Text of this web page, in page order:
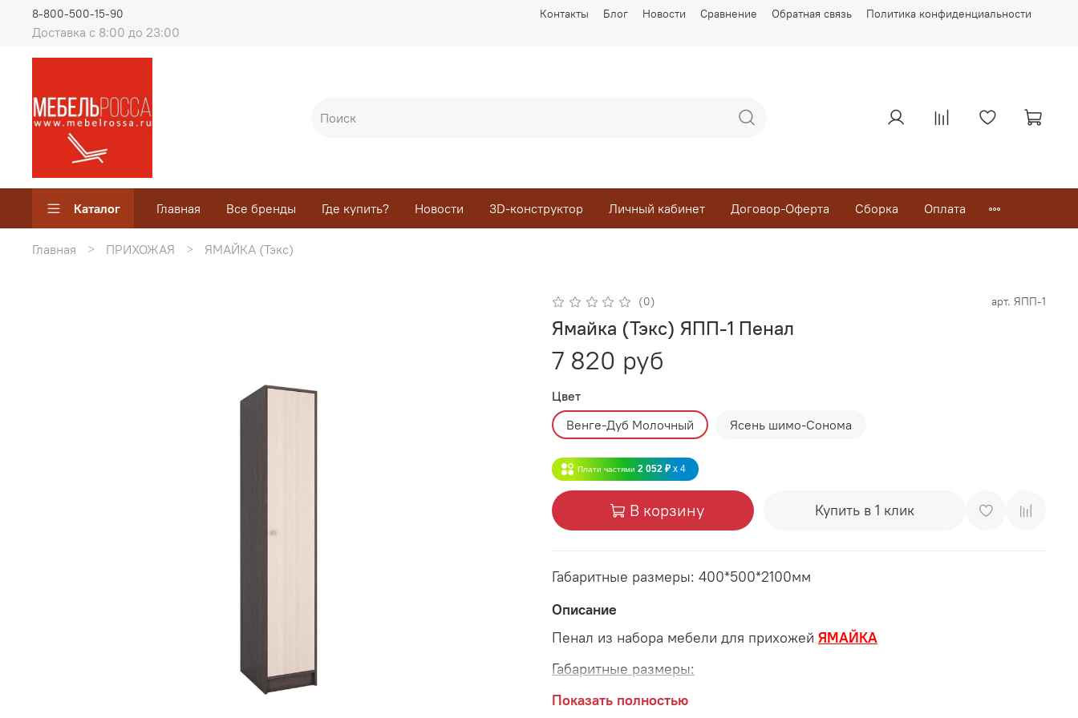
Контакты Блог Новости Сравнение Обратная связь Политика конфиденциальности
Доставка с 8:00 до 23:00
8-800-500-15-90
Каталог Главная Все бренды Где купить? Новости 3D-конструктор Личный кабинет Договор-Оферта Сборка Оплата
Главная ПРИХОЖАЯ ЯМАЙКА (Тэкс)
(0) арт. ЯПП-1
Ямайка (Тэкс) ЯПП-1 Пенал
7 820 руб
Цвет
Венге-Дуб Молочный
Ясень шимо-Сонома
Плати частями 2 052 ₽ x 4
В корзину Купить в 1 клик
Габаритные размеры: 400*500*2100мм
Описание
Пенал из набора мебели для прихожей ЯМАЙКА
Габаритные размеры:
длина 400 мм
Показать полностью